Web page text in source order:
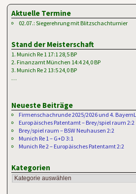
Aktuelle Termine
02.07.: Siegerehrung mit Blitzschachturnier
Stand der Meisterschaft
1. Munich Re 1 17:1 28,5 BP
2. Finanzamt München 14:4 24,0 BP
3. Munich Re 2 13:5 24,0 BP
…
Neueste Beiträge
Firmenschachrunde 2025/2026 und 4.
Europäisches Patentamt – Brey/spiel raum 2:2
Brey/spiel raum – BSW Neuhausen 2:2
Munich Re 1 – G+D 3:1
Munich Re 2 – Europäisches Patentamt 2:2
Kategorien